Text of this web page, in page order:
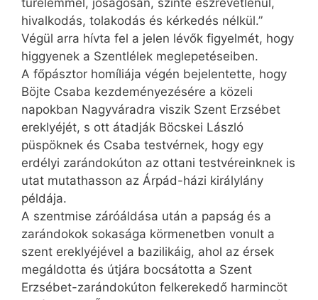
türelemmel, jóságosan, szinte észrevétlenül,
hivalkodás, tolakodás és kérkedés nélkül.”
Végül arra hívta fel a jelen lévők figyelmét, hogy
higgyenek a Szentlélek meglepetéseiben.
A főpásztor homíliája végén bejelentette, hogy
Böjte Csaba kezdeményezésére a közeli
napokban Nagyváradra viszik Szent Erzsébet
ereklyéjét, s ott átadják Böcskei László
püspöknek és Csaba testvérnek, hogy egy
erdélyi zarándokúton az ottani testvéreinknek is
utat mutathasson az Árpád-házi királylány
példája.
A szentmise záróáldása után a papság és a
zarándokok sokasága körmenetben vonult a
szent ereklyéjével a bazilikáig, ahol az érsek
megáldotta és útjára bocsátotta a Szent
Erzsébet-zarándokúton felkerekedő harmincöt